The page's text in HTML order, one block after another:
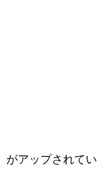
がアップされてい